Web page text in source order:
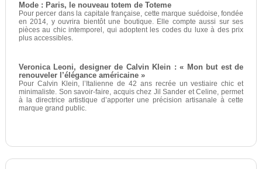
Mode : Paris, le nouveau totem de Toteme
Pour percer dans la capitale française, cette marque suédoise, fondée
en 2014, y ouvrira bientôt une boutique. Elle compte aussi sur ses
pièces au chic intemporel, qui adoptent les codes du luxe à des prix
plus accessibles.
Veronica Leoni, designer de Calvin Klein : « Mon but est de
renouveler l’élégance américaine »
Pour Calvin Klein, l’Italienne de 42 ans recrée un vestiaire chic et
minimaliste. Son savoir-faire, acquis chez Jil Sander et Celine, permet
à la directrice artistique d’apporter une précision artisanale à cette
marque grand public.